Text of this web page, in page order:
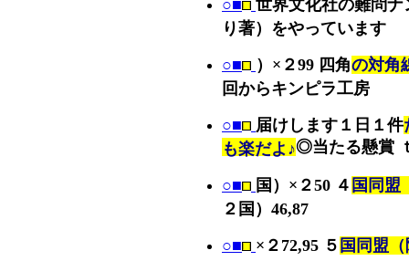
○■ 世界文化社の難問
り著）をやっています
○■ ）×２99 四角の対角
回からキンピラ工房
○■ 届けします１日１件
も楽だよ♪◎当たる懸賞
○■ 国）×２50 ４ 国同盟
２国）46,87
○■ ×２72,95 ５ 国同盟